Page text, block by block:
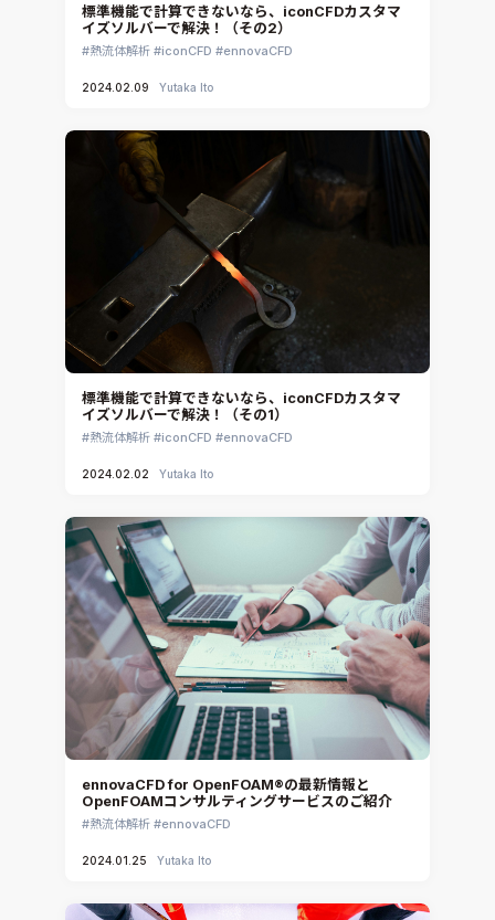
標準機能で計算できないなら、iconCFDカスタマ
イズソルバーで解決！（その2）
熱流体解析 iconCFD ennovaCFD
2024.02.09 Yutaka Ito
標準機能で計算できないなら、iconCFDカスタマ
イズソルバーで解決！（その1）
熱流体解析 iconCFD ennovaCFD
2024.02.02 Yutaka Ito
ennovaCFD for OpenFOAM®の最新情報と
OpenFOAMコンサルティングサービスのご紹介
熱流体解析 ennovaCFD
2024.01.25 Yutaka Ito